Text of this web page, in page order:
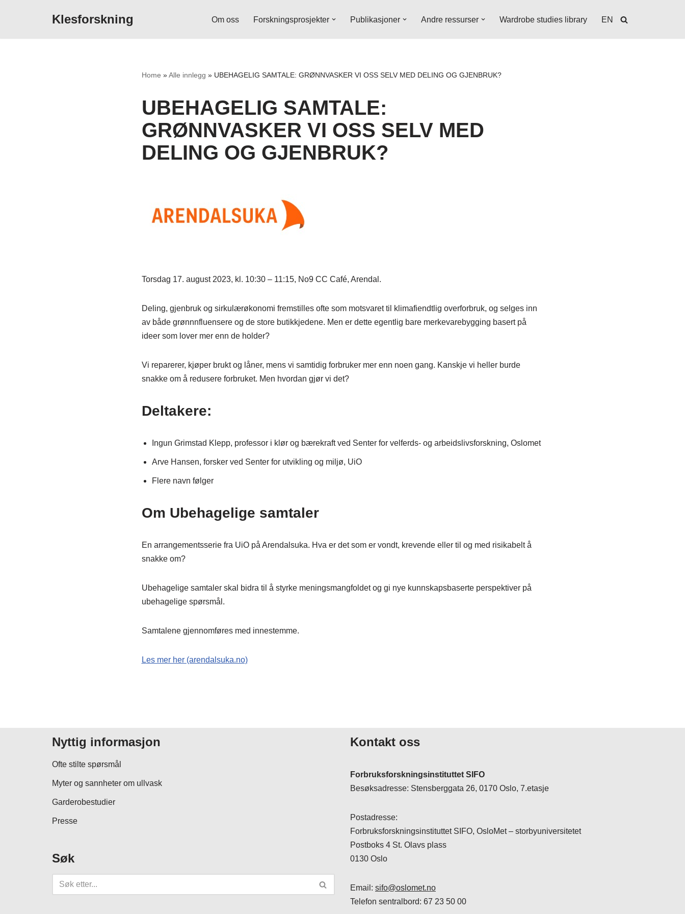
Klesforskning Om oss Forskningsprosjekter Publikasjoner Andre ressurser Wardrobe studies library EN
Home »Alle innlegg » UBEHAGELIG SAMTALE: GRØNNVASKER VI OSS SELV MED DELING OG GJENBRUK?
UBEHAGELIG SAMTALE:
GRØNNVASKER VI OSS SELV MED
DELING OG GJENBRUK?
Torsdag 17. august 2023, kl. 10:30 – 11:15, No9 CC Café, Arendal.
Deling, gjenbruk og sirkulærøkonomi fremstilles ofte som motsvaret til klimafiendtlig overforbruk, og selges inn
av både grønnnfluensere og de store butikkjedene. Men er dette egentlig bare merkevarebygging basert på
ideer som lover mer enn de holder?
Vi reparerer, kjøper brukt og låner, mens vi samtidig forbruker mer enn noen gang. Kanskje vi heller burde
snakke om å redusere forbruket. Men hvordan gjør vi det?
Deltakere:
Ingun Grimstad Klepp, professor i klør og bærekraft ved Senter for velferds- og arbeidslivsforskning, Oslomet
Arve Hansen, forsker ved Senter for utvikling og miljø, UiO
Flere navn følger
Om Ubehagelige samtaler
En arrangementsserie fra UiO på Arendalsuka. Hva er det som er vondt, krevende eller til og med risikabelt å
snakke om?
Ubehagelige samtaler skal bidra til å styrke meningsmangfoldet og gi nye kunnskapsbaserte perspektiver på
ubehagelige spørsmål.
Samtalene gjennomføres med innestemme.
Les mer her (arendalsuka.no)
Nyttig informasjon
Ofte stilte spørsmål
Myter og sannheter om ullvask
Garderobestudier
Presse
Søk
Kontakt oss
Forbruksforskningsinstituttet SIFO
Besøksadresse: Stensberggata 26, 0170 Oslo, 7.etasje
Postadresse:
Forbruksforskningsinstituttet SIFO, OsloMet – storbyuniversitetet
Postboks 4 St. Olavs plass
0130 Oslo
Email: sifo@oslomet.no
Telefon sentralbord: 67 23 50 00